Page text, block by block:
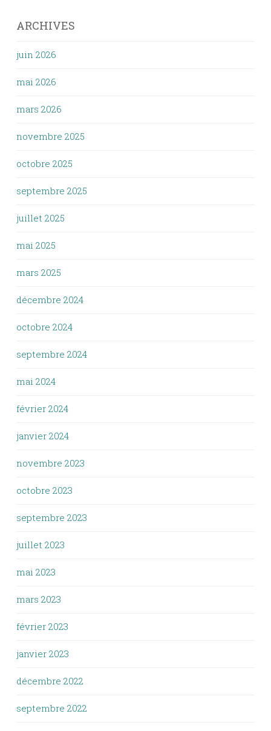
ARCHIVES
juin 2026
mai 2026
mars 2026
novembre 2025
octobre 2025
septembre 2025
juillet 2025
mai 2025
mars 2025
décembre 2024
octobre 2024
septembre 2024
mai 2024
février 2024
janvier 2024
novembre 2023
octobre 2023
septembre 2023
juillet 2023
mai 2023
mars 2023
février 2023
janvier 2023
décembre 2022
septembre 2022